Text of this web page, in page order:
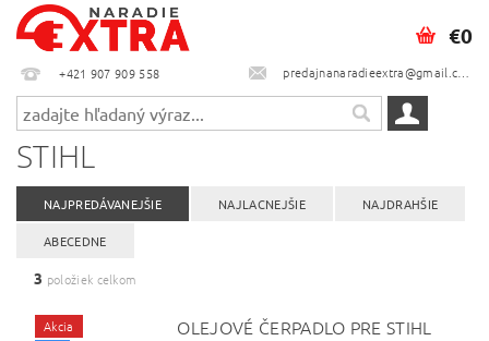
+421 907 909 558 predajnanaradieextra@gmail.com
€0
STIHL
NAJPREDÁVANEJŠIE NAJLACNEJŠIE NAJDRAHŠIE
ABECEDNE
3 položiek celkom
Akcia
OLEJOVÉ ČERPADLO PRE STIHL